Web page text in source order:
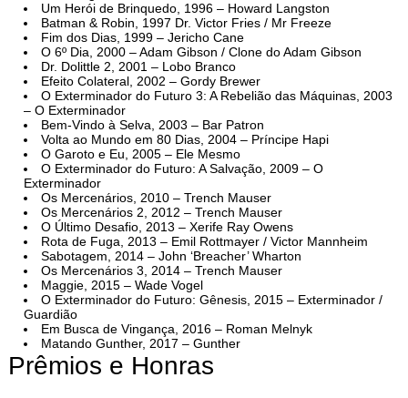
Um Herói de Brinquedo, 1996 – Howard Langston
Batman & Robin, 1997 Dr. Victor Fries / Mr Freeze
Fim dos Dias, 1999 – Jericho Cane
O 6º Dia, 2000 – Adam Gibson / Clone do Adam Gibson
Dr. Dolittle 2, 2001 – Lobo Branco
Efeito Colateral, 2002 – Gordy Brewer
O Exterminador do Futuro 3: A Rebelião das Máquinas, 2003
– O Exterminador
Bem-Vindo à Selva, 2003 – Bar Patron
Volta ao Mundo em 80 Dias, 2004 – Príncipe Hapi
O Garoto e Eu, 2005 – Ele Mesmo
O Exterminador do Futuro: A Salvação, 2009 – O
Exterminador
Os Mercenários, 2010 – Trench Mauser
Os Mercenários 2, 2012 – Trench Mauser
O Último Desafio, 2013 – Xerife Ray Owens
Rota de Fuga, 2013 – Emil Rottmayer / Victor Mannheim
Sabotagem, 2014 – John ‘Breacher’ Wharton
Os Mercenários 3, 2014 – Trench Mauser
Maggie, 2015 – Wade Vogel
O Exterminador do Futuro: Gênesis, 2015 – Exterminador /
Guardião
Em Busca de Vingança, 2016 – Roman Melnyk
Matando Gunther, 2017 – Gunther
Prêmios e Honras